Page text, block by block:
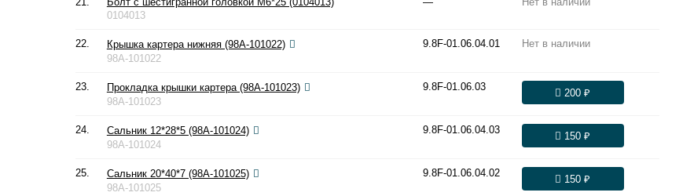
0104013
22.
Крышка картера нижняя (98A-101022)
98A-101022
9.8F-01.06.04.01 Нет в наличии
23.
Прокладка крышки картера (98A-101023)
98A-101023
9.8F-01.06.03
200 ₽
24.
Сальник 12*28*5 (98A-101024)
98A-101024
9.8F-01.06.04.03
150 ₽
25.
Сальник 20*40*7 (98A-101025)
98A-101025
9.8F-01.06.04.02
150 ₽